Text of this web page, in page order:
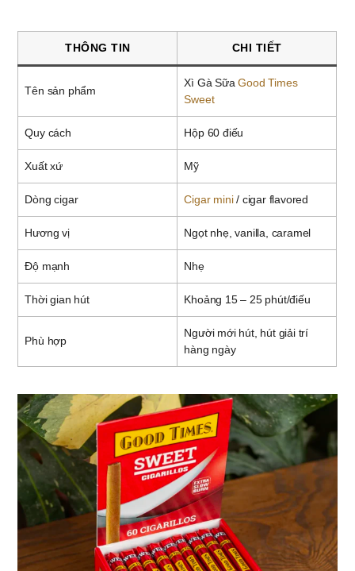
THÔNG TIN CHI TIẾT
Tên sản phẩm
Xì Gà SữaGood Times
Sweet
Quy cách Hộp 60 điếu
Xuất xứ Mỹ
Dòng cigar Cigar mini/ cigar flavored
Hương vị Ngọt nhẹ, vanilla, caramel
Độ mạnh Nhẹ
Thời gian hút Khoảng 15 – 25 phút/điếu
Phù hợp
Người mới hút, hút giải trí
hàng ngày